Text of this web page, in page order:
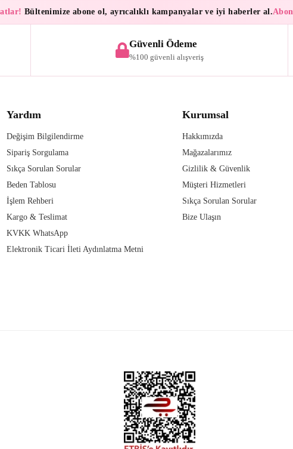
Bültenimize abone ol, ayrıcalıklı kampanyalar ve iyi haberler al.
Güvenli Ödeme
%100 güvenli alışveriş
Yardım
Değişim Bilgilendirme
Sipariş Sorgulama
Sıkça Sorulan Sorular
Beden Tablosu
İşlem Rehberi
Kargo & Teslimat
KVKK WhatsApp
Elektronik Ticari İleti Aydınlatma Metni
Kurumsal
Hakkımızda
Mağazalarımız
Gizlilik & Güvenlik
Müşteri Hizmetleri
Sıkça Sorulan Sorular
Bize Ulaşın